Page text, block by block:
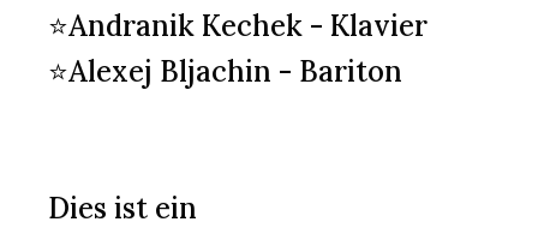
⭐Andranik Kechek - Klavier
⭐Alexej Bljachin - Bariton
Dies ist ein